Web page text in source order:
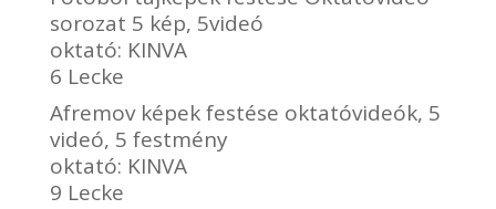
sorozat 5 kép, 5videó
oktató: KINVA
6 Lecke
Afremov képek festése oktatóvideók, 5
videó, 5 festmény
oktató: KINVA
9 Lecke